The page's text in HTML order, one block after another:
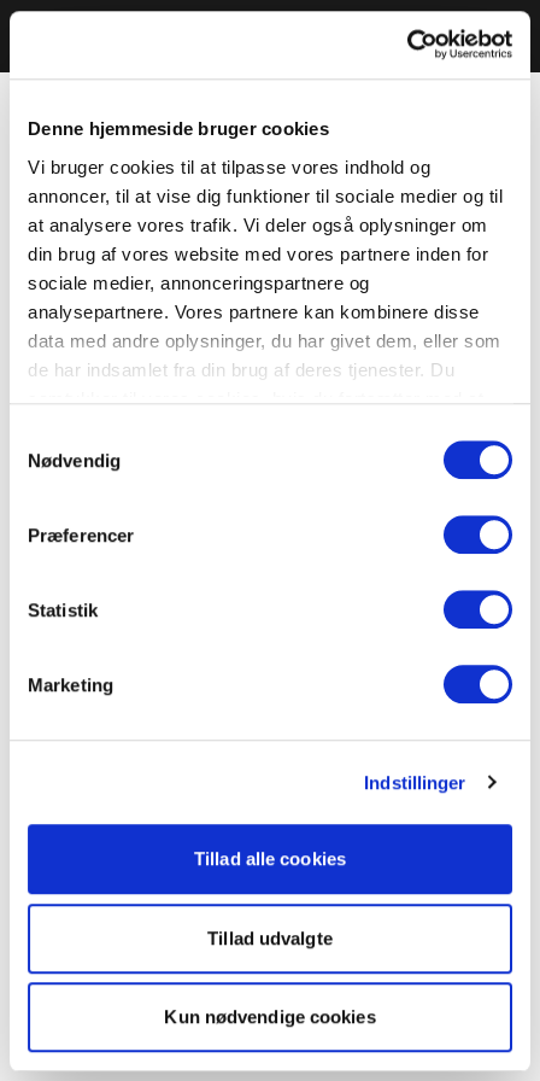
Denne hjemmeside bruger cookies
Vi bruger cookies til at tilpasse vores indhold og
annoncer, til at vise dig funktioner til sociale medier og til
at analysere vores trafik. Vi deler også oplysninger om
din brug af vores website med vores partnere inden for
sociale medier, annonceringspartnere og
analysepartnere. Vores partnere kan kombinere disse
data med andre oplysninger, du har givet dem, eller som
de har indsamlet fra din brug af deres tjenester. Du
Nødvendig
Præferencer
Statistik
Marketing
Indstillinger
Tillad alle cookies
Tillad udvalgte
Kun nødvendige cookies